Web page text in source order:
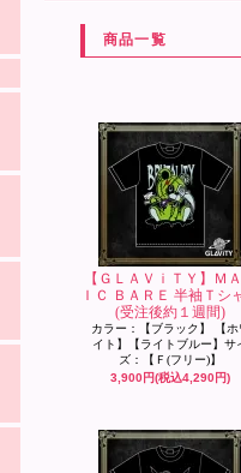
商品一覧
【ＧＬＡＶｉＴＹ】Ｍ
ＩＣ ＢＡＲＥ 半袖Ｔシ
(受注後約１週間)
カラー：【ブラック】 【ホ
イト】【ライトブルー】サ
ズ：【Ｆ(フリー)】
3,900円(税込4,290円)